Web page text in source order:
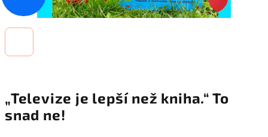
„Televize je lepší než kniha.“ To
snad ne!